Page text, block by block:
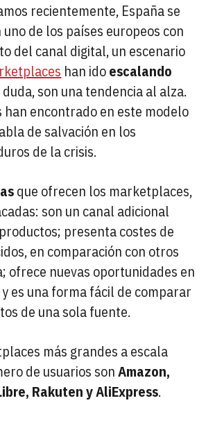
recientemente, España se
de los países europeos con
del canal digital, un escenario
han idoescalando
duda, son una tendencia al alza.
encontrado en este modelo
de salvación en los
de la crisis.
que ofrecen los marketplaces,
son un canal adicional
presenta costes de
en comparación con otros
ofrece nuevas oportunidades en
es una forma fácil de comparar
de una sola fuente.
más grandes a escala
de usuarios sonAmazon,
Rakuten y AliExpress.